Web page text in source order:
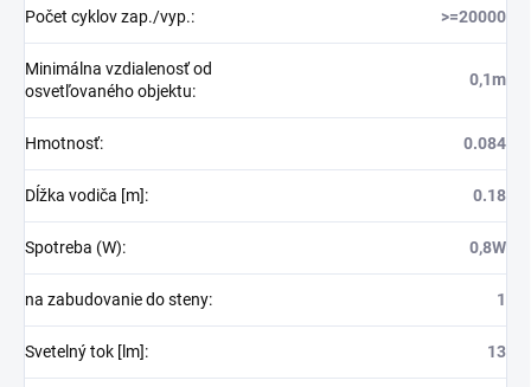
Počet cyklov zap./vyp.: >=20000
Minimálna vzdialenosť od
osvetľovaného objektu:
0,1m
Hmotnosť: 0.084
Dĺžka vodiča [m]: 0.18
Spotreba (W): 0,8W
na zabudovanie do steny: 1
Svetelný tok [lm]: 13